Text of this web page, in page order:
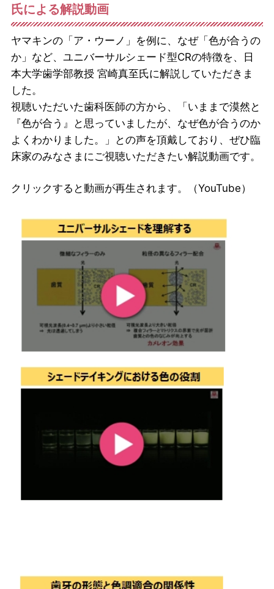
氏による解説動画
ヤマキンの「ア・ウーノ」を例に、なぜ「色が合うの
か」など、ユニバーサルシェード型CRの特徴を、日
本大学歯学部教授 宮崎真至氏に解説していただきま
した。
視聴いただいた歯科医師の方から、「いままで漠然と
『色が合う』と思っていましたが、なぜ色が合うのか
よくわかりました。」との声を頂戴しており、ぜひ臨
床家のみなさまにご視聴いただきたい解説動画です。
クリックすると動画が再生されます。（YouTube）